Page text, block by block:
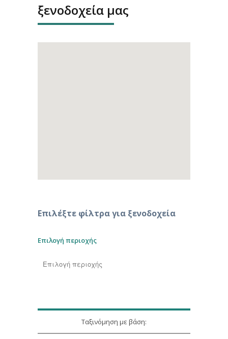
ξενοδοχεία μας
Επιλέξτε φίλτρα για ξενοδοχεία
Επιλογή περιοχής
Ταξινόμηση με βάση: